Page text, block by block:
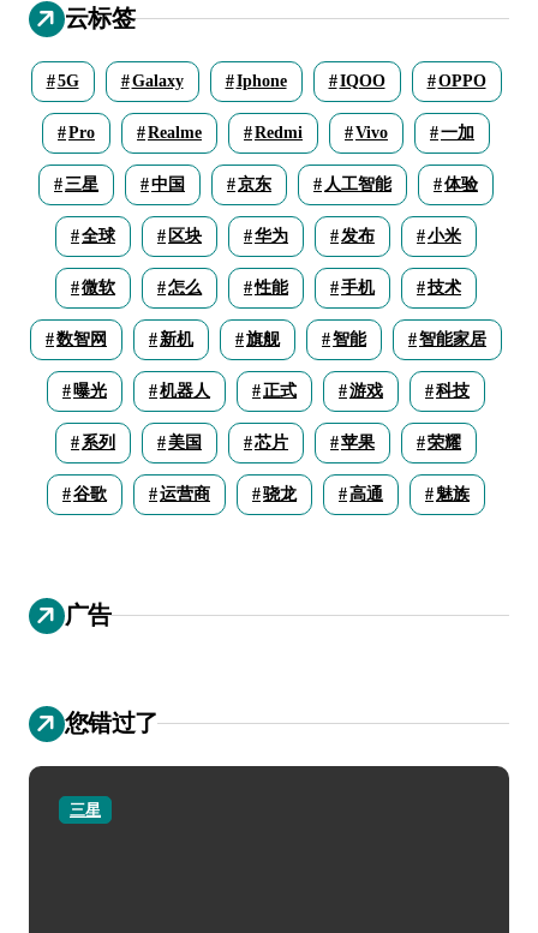
云标签
5G Galaxy Iphone IQOO OPPO
Pro Realme Redmi Vivo 一加
三星 中国 京东 人工智能 体验
全球 区块 华为 发布 小米
微软 怎么 性能 手机 技术
数智网 新机 旗舰 智能 智能家居
曝光 机器人 正式 游戏 科技
系列 美国 芯片 苹果 荣耀
谷歌 运营商 骁龙 高通 魅族
广告
您错过了
三星